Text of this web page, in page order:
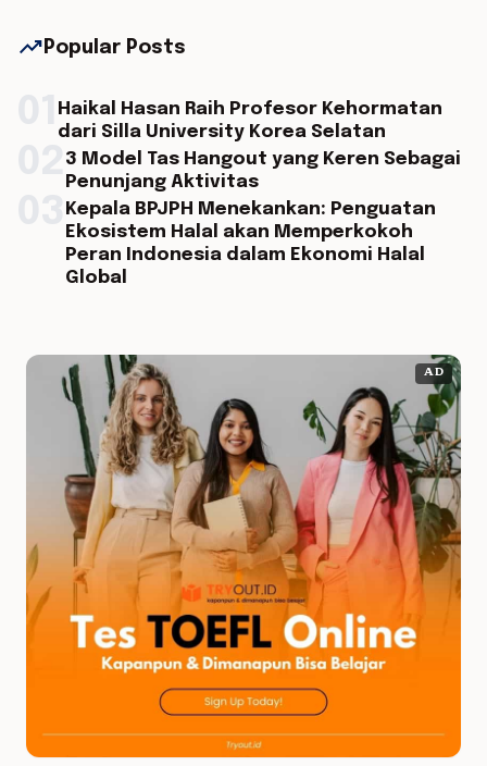
trending_up Popular Posts
Haikal Hasan Raih Profesor Kehormatan
dari Silla University Korea Selatan
3 Model Tas Hangout yang Keren Sebagai
Penunjang Aktivitas
Kepala BPJPH Menekankan: Penguatan
Ekosistem Halal akan Memperkokoh
Peran Indonesia dalam Ekonomi Halal
Global
AD